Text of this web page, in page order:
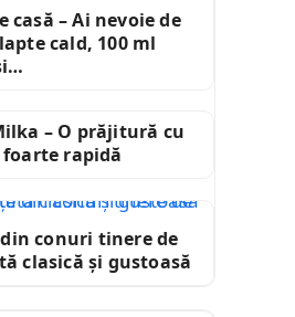
casă – Ai nevoie de
cald, 100 ml
– O prăjitură cu
rapidă
conuri tinere de
clasică și gustoasă